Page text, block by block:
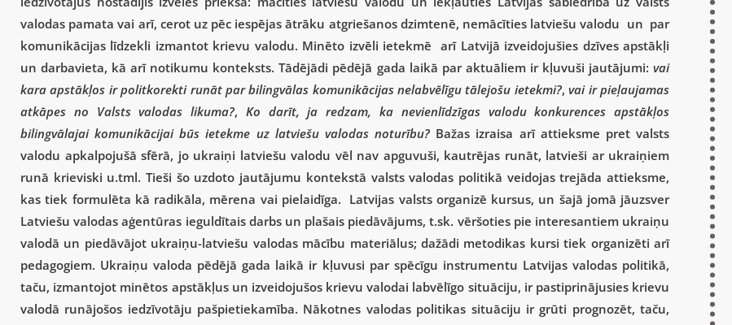
valodas pamata vai arī, cerot uz pēc iespējas ātrāku atgriešanos dzimtenē, nemācīties latviešu valodu un par
komunikācijas līdzekli izmantot krievu valodu. Minēto izvēli ietekmē arī Latvijā izveidojušies dzīves apstākļi
un darbavieta, kā arī notikumu konteksts. Tādējādi pēdējā gada laikā par aktuāliem ir kļuvuši jautājumi:vai
kara apstākļos ir politkorekti runāt par bilingvālas komunikācijas nelabvēlīgu tālejošu ietekmi?,vai ir pieļaujamas
atkāpes no Valsts valodas likuma?, Ko darīt, ja redzam, ka nevienlīdzīgas valodu konkurences apstākļos
bilingvālajai komunikācijai būs ietekme uz latviešu valodas noturību? Bažas izraisa arī attieksme pret valsts
valodu apkalpojušā sfērā, jo ukraiņi latviešu valodu vēl nav apguvuši, kautrējas runāt, latvieši ar ukraiņiem
runā krieviski u.tml. Tieši šo uzdoto jautājumu kontekstā valsts valodas politikā veidojas trejāda attieksme,
kas tiek formulēta kā radikāla, mērena vai pielaidīga. Latvijas valsts organizē kursus, un šajā jomā jāuzsver
Latviešu valodas aģentūras ieguldītais darbs un plašais piedāvājums, t.sk. vēršoties pie interesantiem ukraiņu
valodā un piedāvājot ukraiņu-latviešu valodas mācību materiālus; dažādi metodikas kursi tiek organizēti arī
pedagogiem. Ukraiņu valoda pēdējā gada laikā ir kļuvusi par spēcīgu instrumentu Latvijas valodas politikā,
taču, izmantojot minētos apstākļus un izveidojušos krievu valodai labvēlīgo situāciju, ir pastiprinājusies krievu
valodā runājošos iedzīvotāju pašpietiekamība. Nākotnes valodas politikas situāciju ir grūti prognozēt, taču,